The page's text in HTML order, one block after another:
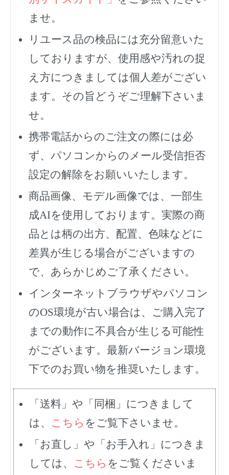
ませ。
リユース品の検品には充分留意いた
しておりますが、使用感や汚れの捉
え方につきましては個人差がござい
ます。その旨どうぞご理解下さいま
せ。
携帯電話からのご注文の際には必
ず、 パソコンからのメール受信拒否
設定の解除をお願いいたします。
商品画像、モデル画像では、一部生
成AIを使用しております。実際の商
品とは柄の出方、配置、色味などに
差異が生じる場合がございますの
で、あらかじめご了承ください。
インターネットブラウザやパソコン
のOS環境が古い場合は、ご購入完了
までの動作に不具合が生じる可能性
がございます。最新バージョン環境
下でのお買い物を推奨いたします。
「送料」や「同梱」につきまして
は、 こちら をご覧下さいませ。
「お直し」や「お手入れ」につきま
しては、 こちら をご覧くださいま